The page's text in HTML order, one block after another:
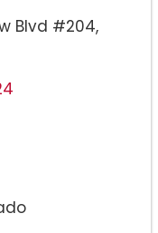
Blvd #204,